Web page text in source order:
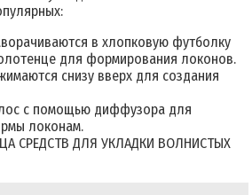
в хлопковую футболку
для формирования локонов.
снизу вверх для создания
с помощью диффузора для
локонам.
СРЕДСТВ ДЛЯ УКЛАДКИ ВОЛНИСТЫХ